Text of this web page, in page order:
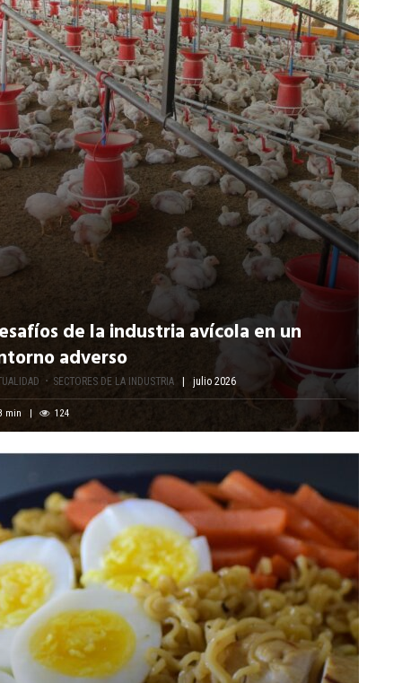
de la industria avícola en un
adverso
SECTORES DE LA INDUSTRIA julio 2026
min 124